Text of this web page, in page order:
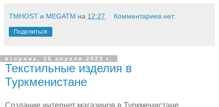
TMHOST и MEGATM на 12:27 Комментариев нет:
Поделиться
вторник, 25 апреля 2023 г.
Текстильные изделия в
Туркменистане
Создание интернет магазинов в Туркменистане